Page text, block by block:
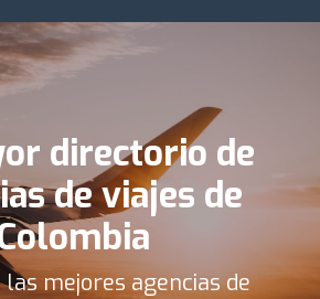
directorio de
de viajes de
mejores agencias de